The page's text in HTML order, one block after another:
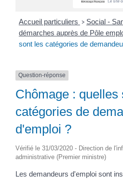
Accueil particuliers > Social -
démarches auprès de Pôle
sont les catégories de
Question-réponse
Chômage : quelles
catégories de
d'emploi ?
Vérifié le 31/03/2020 - Direction de
administrative (Premier ministre)
Les demandeurs d'emploi sont